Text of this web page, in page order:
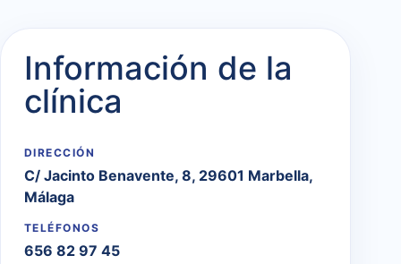
Información de la
clínica
DIRECCIÓN
C/ Jacinto Benavente, 8, 29601 Marbella,
Málaga
TELÉFONOS
656 82 97 45